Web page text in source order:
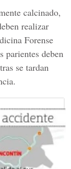
calcinado,
realizar
Forense
parientes deben
se tardan